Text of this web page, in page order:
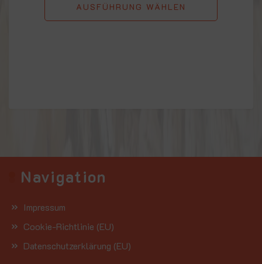
AUSFÜHRUNG WÄHLEN
Navigation
Impressum
Cookie-Richtlinie (EU)
Datenschutzerklärung (EU)